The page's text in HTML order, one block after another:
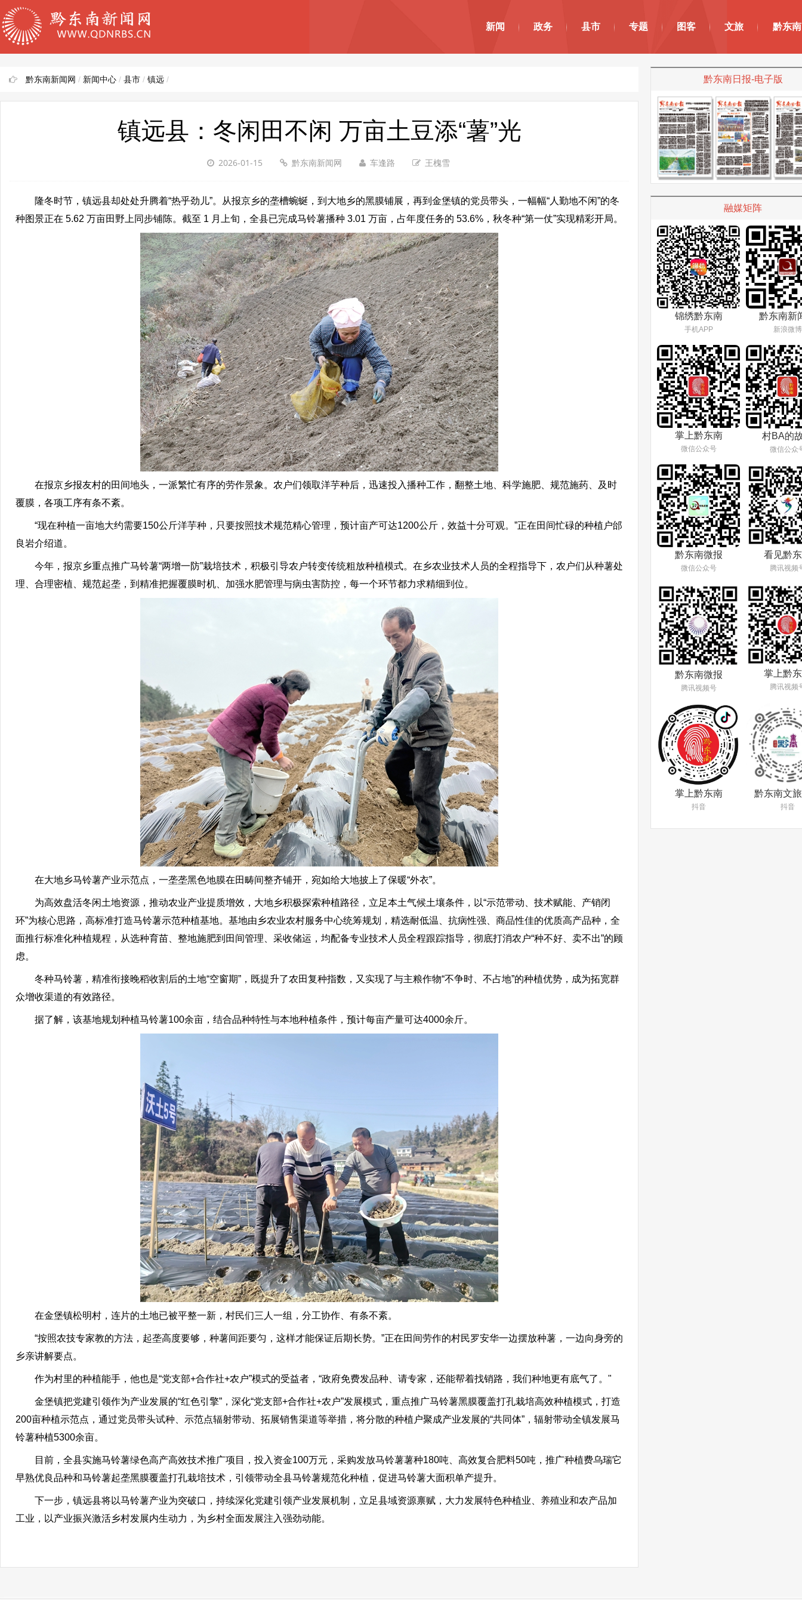
新闻 政务 县市 专题 图客 文旅 黔东
黔东南新闻网 / 新闻中心 / 县市 / 镇远 /
镇远县：冬闲田不闲 万亩土豆添“薯”光
2026-01-15 黔东南新闻网 车逢路 王槐雪
隆冬时节，镇远县却处处升腾着“热乎劲儿”。从报京乡的垄槽蜿蜒，到大地乡的黑膜铺展，再到金堡镇的党员带头，一幅幅“人勤地不闲”的冬
种图景正在 5.62 万亩田野上同步铺陈。截至 1 月上旬，全县已完成马铃薯播种 3.01 万亩，占年度任务的 53.6%，秋冬种“第一仗”实现精彩开局。
在报京乡报友村的田间地头，一派繁忙有序的劳作景象。农户们领取洋芋种后，迅速投入播种工作，翻整土地、科学施肥、规范施药、及时
覆膜，各项工序有条不紊。
“现在种植一亩地大约需要150公斤洋芋种，只要按照技术规范精心管理，预计亩产可达1200公斤，效益十分可观。”正在田间忙碌的种植户邰
良岩介绍道。
今年，报京乡重点推广马铃薯“两增一防”栽培技术，积极引导农户转变传统粗放种植模式。在乡农业技术人员的全程指导下，农户们从种薯处
理、合理密植、规范起垄，到精准把握覆膜时机、加强水肥管理与病虫害防控，每一个环节都力求精细到位。
在大地乡马铃薯产业示范点，一垄垄黑色地膜在田畴间整齐铺开，宛如给大地披上了保暖“外衣”。
为高效盘活冬闲土地资源，推动农业产业提质增效，大地乡积极探索种植路径，立足本土气候土壤条件，以“示范带动、技术赋能、产销闭
环”为核心思路，高标准打造马铃薯示范种植基地。基地由乡农业农村服务中心统筹规划，精选耐低温、抗病性强、商品性佳的优质高产品种，全
面推行标准化种植规程，从选种育苗、整地施肥到田间管理、采收储运，均配备专业技术人员全程跟踪指导，彻底打消农户“种不好、卖不出”的顾
虑。
冬种马铃薯，精准衔接晚稻收割后的土地“空窗期”，既提升了农田复种指数，又实现了与主粮作物“不争时、不占地”的种植优势，成为拓宽群
众增收渠道的有效路径。
据了解，该基地规划种植马铃薯100余亩，结合品种特性与本地种植条件，预计每亩产量可达4000余斤。
在金堡镇松明村，连片的土地已被平整一新，村民们三人一组，分工协作、有条不紊。
“按照农技专家教的方法，起垄高度要够，种薯间距要匀，这样才能保证后期长势。”正在田间劳作的村民罗安华一边摆放种薯，一边向身旁的
乡亲讲解要点。
作为村里的种植能手，他也是“党支部+合作社+农户”模式的受益者，“政府免费发品种、请专家，还能帮着找销路，我们种地更有底气了。"
金堡镇把党建引领作为产业发展的“红色引擎”，深化“党支部+合作社+农户”发展模式，重点推广马铃薯黑膜覆盖打孔栽培高效种植模式，打造
200亩种植示范点，通过党员带头试种、示范点辐射带动、拓展销售渠道等举措，将分散的种植户聚成产业发展的“共同体”，辐射带动全镇发展马
铃薯种植5300余亩。
目前，全县实施马铃薯绿色高产高效技术推广项目，投入资金100万元，采购发放马铃薯薯种180吨、高效复合肥料50吨，推广种植费乌瑞它
早熟优良品种和马铃薯起垄黑膜覆盖打孔栽培技术，引领带动全县马铃薯规范化种植，促进马铃薯大面积单产提升。
下一步，镇远县将以马铃薯产业为突破口，持续深化党建引领产业发展机制，立足县域资源禀赋，大力发展特色种植业、养殖业和农产品加
工业，以产业振兴激活乡村发展内生动力，为乡村全面发展注入强劲动能。
黔东南日报-电子版
融媒矩阵
锦绣黔东南
手机APP
黔东南新
新浪微博
掌上黔东南
微信公众号
村BA的
微信公众
黔东南微报
微信公众号
看见黔
腾讯视频
黔东南微报
腾讯视频号
掌上黔
腾讯视频
掌上黔东南
抖音
黔东南文
抖音